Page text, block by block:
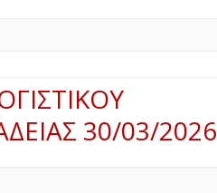
30/03/2026